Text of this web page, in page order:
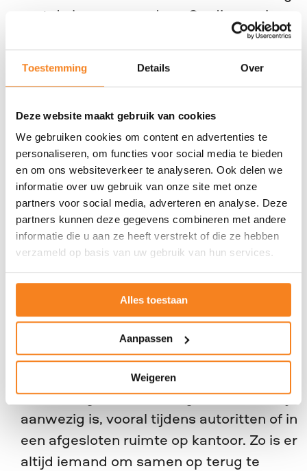
Toestemming Details Over
Deze website maakt gebruik van cookies
We gebruiken cookies om content en advertenties te
personaliseren, om functies voor social media te bieden
en om ons websiteverkeer te analyseren. Ook delen we
informatie over uw gebruik van onze site met onze
partners voor social media, adverteren en analyse. Deze
partners kunnen deze gegevens combineren met andere
informatie die u aan ze heeft verstrekt of die ze hebben
verzameld op basis van uw gebruik van hun services.
Alles toestaan
Aanpassen
Weigeren
met de leraar en ouders. Op die manier
zorgen we samen voor duidelijkheid en
Een veilige en respectvolle sfeer
Iedereen verdient een omgeving waarin
je je welkom en veilig voelt. We dragen
hier samen verantwoordelijkheid voor
door respectvol met elkaar om te gaan
en alert te zijn op situaties die onprettig
of ongelijkwaardig kunnen aanvoelen. Zo
creëren we samen een sfeer waarin
jongeren zichzelf kunnen laten zien en
groeien.
Altijd samen aanwezig
Om een veilige en ontspannen omgeving
te waarborgen, vragen we dat er naast
de Baas van Vandaag het grootste deel
van de dag ook een collega uit het bedrijf
aanwezig is, vooral tijdens autoritten of in
een afgesloten ruimte op kantoor. Zo is er
altijd iemand om samen op terug te